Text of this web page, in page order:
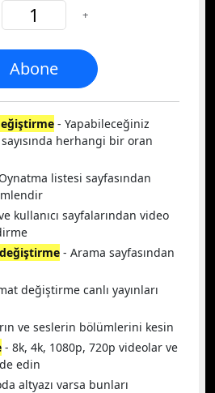
+
Abone
- Yapabileceğiniz
herhangi bir oran
listesi sayfasından
kullanıcı sayfalarından video
- Arama sayfasından
değiştirme canlı yayınları
ve seslerin bölümlerini kesin
- 8k, 4k, 1080p, 720p videolar ve
edin
altyazı varsa bunları